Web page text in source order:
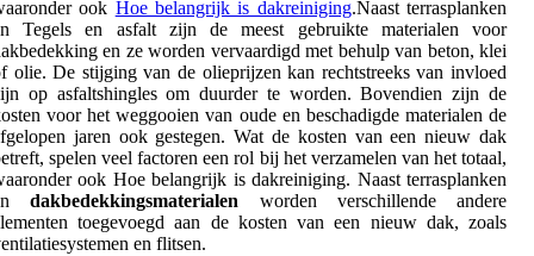
ook Hoe belangrijk is dakreiniging.Naast terrasplanken
Tegels en asfalt zijn de meest gebruikte materialen voor
en ze worden vervaardigd met behulp van beton, klei
olie. De stijging van de olieprijzen kan rechtstreeks van invloed
op asfaltshingles om duurder te worden. Bovendien zijn de
voor het weggooien van oude en beschadigde materialen de
jaren ook gestegen. Wat de kosten van een nieuw dak
spelen veel factoren een rol bij het verzamelen van het totaal,
ook Hoe belangrijk is dakreiniging. Naast terrasplanken
dakbedekkingsmaterialen worden verschillende andere
toegevoegd aan de kosten van een nieuw dak, zoals
en flitsen.